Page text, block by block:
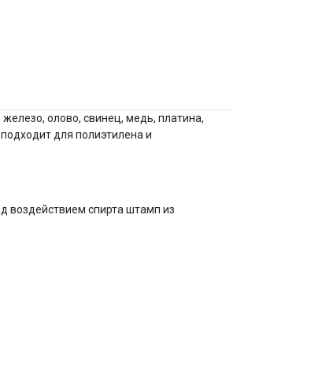
олово, свинец, медь, платина,
для полиэтилена и
воздействием спирта штамп из